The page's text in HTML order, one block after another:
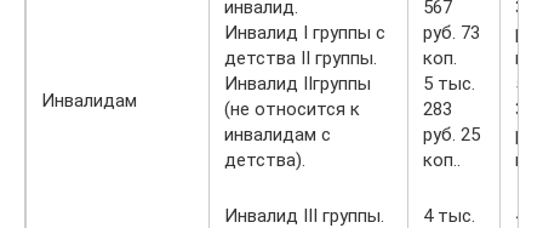
Инвалидам
инвалид.
Инвалид I группы с
детства II группы.
Инвалид IIгруппы
(не относится к
инвалидам с
детства).
Инвалид III группы.
567
руб. 73
коп.
5 тыс.
283
руб. 25
коп..
4 тыс.
357
5
354
4